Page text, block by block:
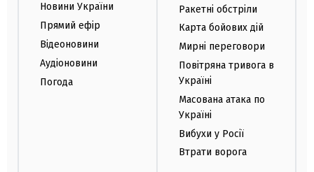
Новини України
Прямий ефір
Відеоновини
Аудіоновини
Погода
Ракетні обстріли
Карта бойових дій
Мирні переговори
Повітряна тривога в
Україні
Масована атака по
Україні
Вибухи у Росії
Втрати ворога